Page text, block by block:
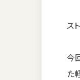
ス
今
た